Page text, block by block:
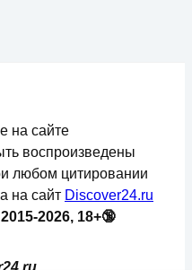
на сайте
воспроизведены
любом цитировании
на сайт Discover24.ru
2026, 18+🔞